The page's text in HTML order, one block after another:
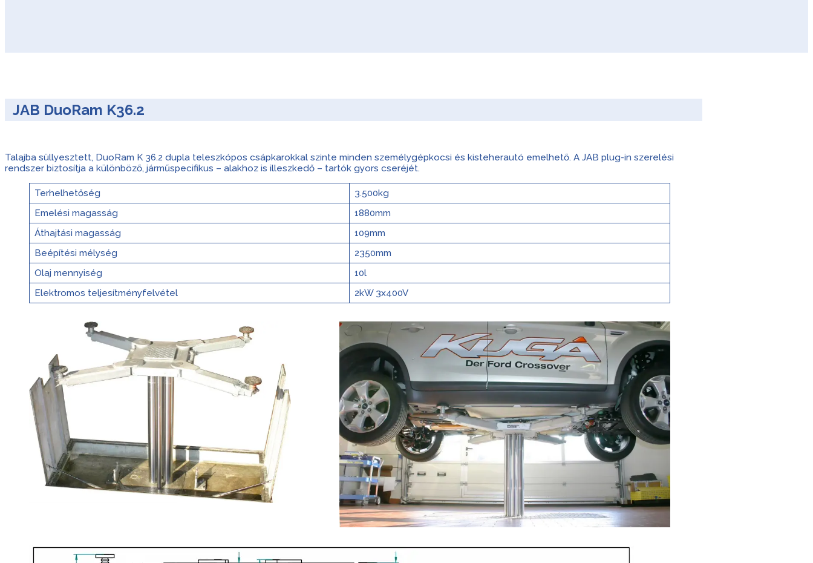
JAB DuoRam K36.2
Talajba süllyesztett, DuoRam K 36.2 dupla teleszkópos csápkarokkal szinte minden személygépkocsi és kisteherautó emelhető. A JAB plug-in szerelési
rendszer biztosítja a különböző, járműspecifikus – alakhoz is illeszkedő – tartók gyors cseréjét.
Terhelhetőség
3.500kg
Emelési magasság
1880mm
Áthajtási magasság
109mm
Beépítési mélység
2350mm
Olaj mennyiség
10l
Elektromos teljesítményfelvétel
2kW 3x400V